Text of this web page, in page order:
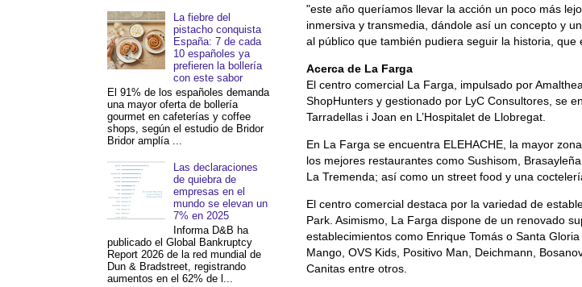
"este año queríamos llevar la acción un poco más
inmersiva y transmedia, dándole así un concepto y
al público que también pudiera seguir la historia,
Acerca de La Farga
El centro comercial La Farga, impulsado por
ShopHunters y gestionado por LyC Consultores, se
Tarradellas i Joan en L’Hospitalet de Llobregat.
En La Farga se encuentra ELEHACHE, la mayor
los mejores restaurantes como Sushisom,
La Tremenda; así como un street food y una
El centro comercial destaca por la variedad de
Park. Asimismo, La Farga dispone de un renovado
establecimientos como Enrique Tomás o Santa
Mango, OVS Kids, Positivo Man, Deichmann,
Canitas entre otros.
La fiebre del
pistacho conquista
España: 7 de cada
10 españoles ya
prefieren la bollería
con este sabor
El 91% de los españoles demanda
una mayor oferta de bollería
gourmet en cafeterías y coffee
shops, según el estudio de Bridor
Bridor amplía ...
Las declaraciones
de quiebra de
empresas en el
mundo se elevan un
7% en 2025
Informa D&B ha
publicado el Global Bankruptcy
Report 2026 de la red mundial de
Dun & Bradstreet, registrando
aumentos en el 62% de l...